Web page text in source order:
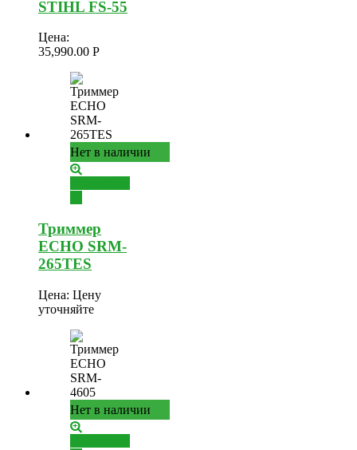
STIHL FS-55
Цена:
35,990.00 Р
Нет в наличии
Триммер
ECHO SRM-
265TES
Цена: Цену
уточняйте
Нет в наличии